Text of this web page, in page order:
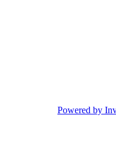
Powered by